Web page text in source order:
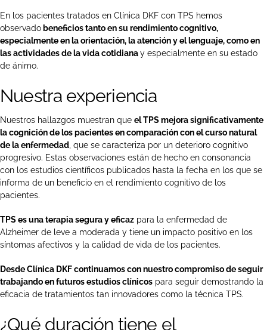
En los pacientes tratados en Clínica DKF con TPS hemos
observado beneficios tanto en su rendimiento cognitivo,
especialmente en la orientación, la atención y el lenguaje, como en
las actividades de la vida cotidianay especialmente en su estado
de ánimo.
Nuestra experiencia
Nuestros hallazgos muestran que el TPS mejora significativamente
la cognición de los pacientes en comparación con el curso natural
de la enfermedad , que se caracteriza por un deterioro cognitivo
progresivo. Estas observaciones están de hecho en consonancia
con los estudios científicos publicados hasta la fecha en los que se
informa de un beneficio en el rendimiento cognitivo de los
pacientes.
TPS es una terapia segura y eficaz para la enfermedad de
Alzheimer de leve a moderada y tiene un impacto positivo en los
síntomas afectivos y la calidad de vida de los pacientes.
Desde Clínica DKF continuamos con nuestro compromiso de seguir
trabajando en futuros estudios clínicos para seguir demostrando la
eficacia de tratamientos tan innovadores como la técnica TPS.
¿Qué duración tiene el